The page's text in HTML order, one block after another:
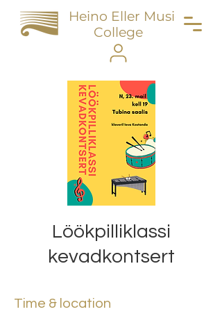
Heino Eller Music
College
Löökpilliklassi
kevadkontsert
Time & location